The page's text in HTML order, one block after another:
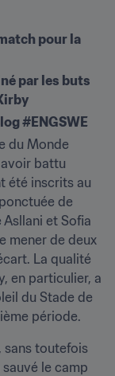
pour la
par les buts
#ENGSWE
du Monde
avoir battu
été inscrits au
de
et Sofia
mener de deux
La qualité
en particulier, a
du Stade de
période.
sans toutefois
le camp